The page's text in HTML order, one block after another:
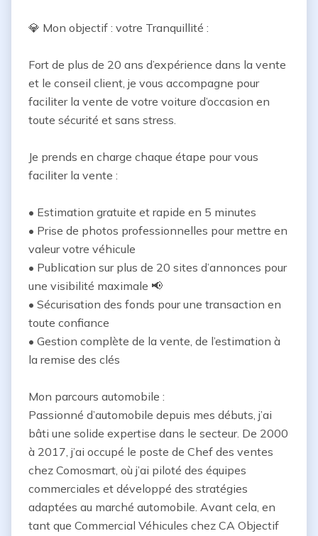
💎 Mon objectif : votre Tranquillité :
Fort de plus de 20 ans d’expérience dans la vente
et le conseil client, je vous accompagne pour
faciliter la vente de votre voiture d’occasion en
toute sécurité et sans stress.
Je prends en charge chaque étape pour vous
faciliter la vente :
• Estimation gratuite et rapide en 5 minutes
• Prise de photos professionnelles pour mettre en
valeur votre véhicule
• Publication sur plus de 20 sites d’annonces pour
une visibilité maximale 📢
• Sécurisation des fonds pour une transaction en
toute confiance
• Gestion complète de la vente, de l’estimation à
la remise des clés
Mon parcours automobile :
Passionné d’automobile depuis mes débuts, j’ai
bâti une solide expertise dans le secteur. De 2000
à 2017, j’ai occupé le poste de Chef des ventes
chez Comosmart, où j’ai piloté des équipes
commerciales et développé des stratégies
adaptées au marché automobile. Avant cela, en
tant que Commercial Véhicules chez CA Objectif